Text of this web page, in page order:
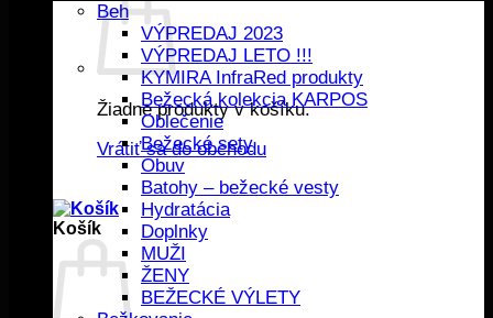
Žiadne produkty v košíku.
Vrátiť sa do obchodu
Košík
Beh
VÝPREDAJ 2023
VÝPREDAJ LETO !!!
KYMIRA InfraRed produkty
Bežecká kolekcia KARPOS
Oblečenie
Bežecké sety
Obuv
Batohy – bežecké vesty
Hydratácia
Doplnky
MUŽI
ŽENY
BEŽECKÉ VÝLETY